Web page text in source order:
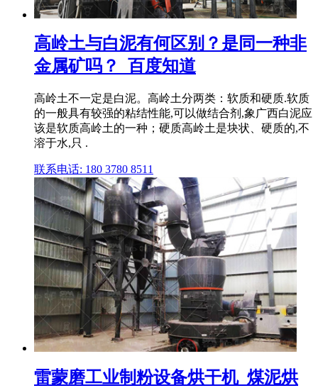
高岭土与白泥有何区别？是同一种非
金属矿吗？_百度知道
高岭土不一定是白泥。高岭土分两类：软质和硬质.软质
的一般具有较强的粘结性能,可以做结合剂,象广西白泥应
该是软质高岭土的一种；硬质高岭土是块状、硬质的,不
溶于水,只 .
联系电话: 180 3780 8511
雷蒙磨工业制粉设备烘干机_煤泥烘